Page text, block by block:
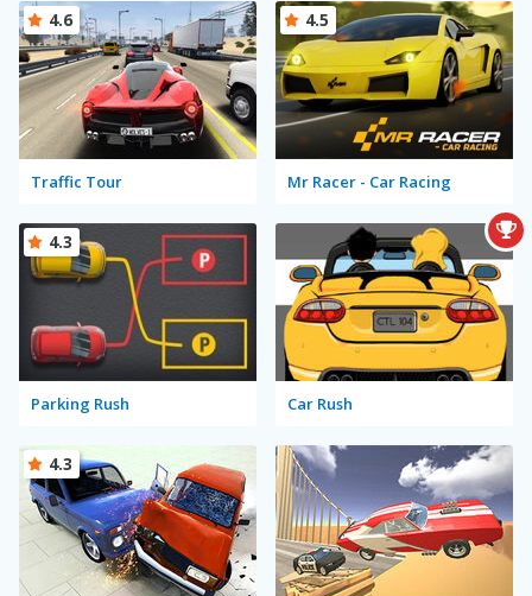
Traffic Tour
4.6
Mr Racer - Car Racing
4.5
Parking Rush
4.3
Car Rush
4.3